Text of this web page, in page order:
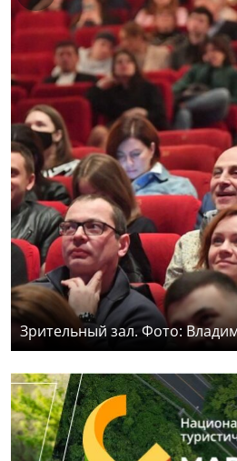
Зрительный зал. Фото: